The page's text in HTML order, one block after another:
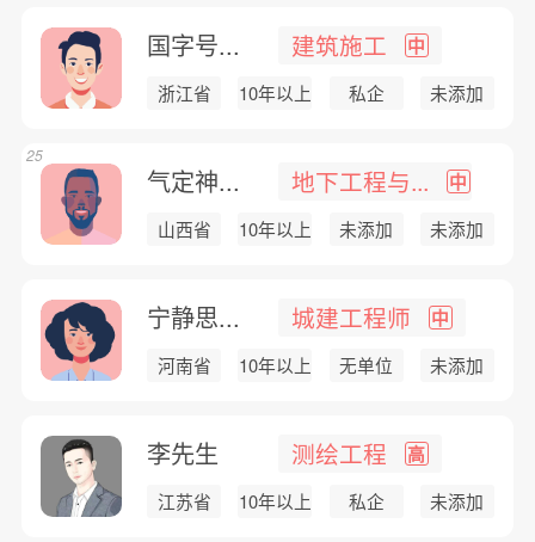
国字号... 建筑施工 中
浙江省 10年以上 私企 未添加
气定神... 地下工程与... 中
山西省 10年以上 未添加 未添加
25
宁静思... 城建工程师 中
河南省 10年以上 无单位 未添加
李先生 测绘工程 高
江苏省 10年以上 私企 未添加